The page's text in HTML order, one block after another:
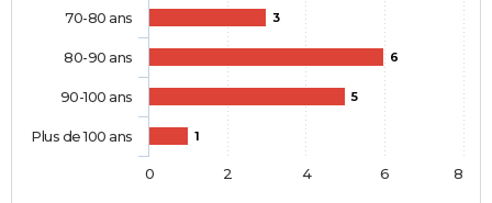
3
6
5
1
70-80 ans
80-90 ans
90-100 ans
Plus de 100 ans
0 2 4 6 8